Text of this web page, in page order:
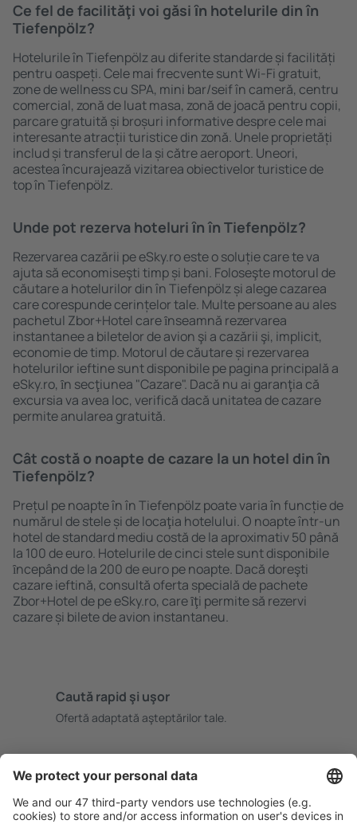
Ce fel de facilităţi voi găsi ȋn hotelurile din în
Tiefenpölz?
Hotelurile în Tiefenpölz au diferite standarde și facilități
pentru oaspeți. Cele mai frecvente sunt Wi-Fi gratuit,
zone de wellness cu SPA, mini bar/seif în cameră, centru
comercial, zonă de luat masa, zonă de joacă pentru copii,
parcare gratuită și broșuri informative despre cele mai
interesante atracții turistice din zonă. Unele proprietăți
includ și transferul de la și către aeroport. Uneori,
acestea încurajează vizitarea obiectivelor turistice de
top în Tiefenpölz.
Unde pot rezerva hoteluri ȋn în Tiefenpölz?
Rezervarea cazării pe eSky.ro este o soluție care te va
ajuta să economiseşti timp și bani. Foloseşte motorul de
căutare a hotelurilor din în Tiefenpölz și alege cazarea
care corespunde cerințelor tale. Multe persoane au ales
pachetul Zbor+Hotel care ȋnseamnă rezervarea
instantanee a biletelor de avion şi a cazării şi, implicit,
economie de timp. Motorul de căutare și rezervarea
hotelurilor ieftine sunt disponibile pe pagina principală a
eSky.ro, ȋn secţiunea "Cazare". Dacă nu ai garanţia că
excursia va avea loc, verifică dacă unitatea de cazare
permite anularea gratuită.
Cât costă o noapte de cazare la un hotel din în
Tiefenpölz?
Prețul pe noapte în în Tiefenpölz poate varia în funcție de
numărul de stele și de locaţia hotelului. O noapte într-un
hotel de standard mediu costă de la aproximativ 50 până
la 100 de euro. Hotelurile de cinci stele sunt disponibile
ȋncepând de la 200 de euro pe noapte. Dacă doreşti
cazare ieftină, consultă oferta specială de pachete
Zbor+Hotel de pe eSky.ro, care ȋţi permite să rezervi
cazare și bilete de avion instantaneu.
Caută rapid şi uşor
Ofertă adaptată aşteptărilor tale.
Rezervare fără griji cu opțiune gratuită de anulare.